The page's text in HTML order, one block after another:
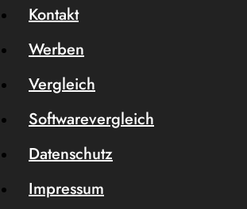
Kontakt
Werben
Vergleich
Softwarevergleich
Datenschutz
Impressum